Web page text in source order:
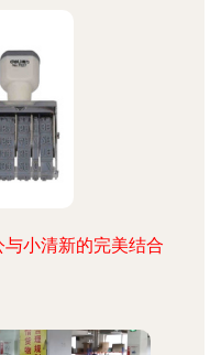
小清新的完美结合